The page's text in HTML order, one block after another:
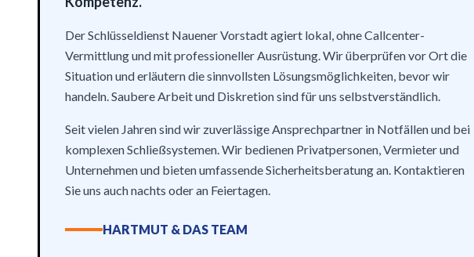
Der Schlüsseldienst Nauener Vorstadt agiert lokal, ohne Callcenter-
Vermittlung und mit professioneller Ausrüstung. Wir überprüfen vor Ort die
Situation und erläutern die sinnvollsten Lösungsmöglichkeiten, bevor wir
handeln. Saubere Arbeit und Diskretion sind für uns selbstverständlich.
Seit vielen Jahren sind wir zuverlässige Ansprechpartner in Notfällen und bei
komplexen Schließsystemen. Wir bedienen Privatpersonen, Vermieter und
Unternehmen und bieten umfassende Sicherheitsberatung an. Kontaktieren
Sie uns auch nachts oder an Feiertagen.
HARTMUT & DAS TEAM